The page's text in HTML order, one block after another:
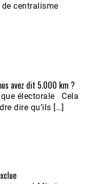
centralisme
avez dit 5.000 km ?
électorale Cela
dire qu’ils […]